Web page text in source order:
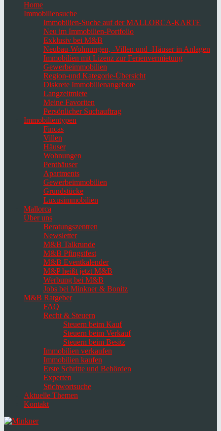
Home
Immobiliensuche
Immobilien-Suche auf der MALLORCA-KARTE
Neu im Immobilien-Portfolio
Exklusiv bei M&B
Neubau-Wohnungen, -Villen und -Häuser in Anlagen
Immobilien mit Lizenz zur Ferienvermietung
Gewerbeimmobilien
Region-und Kategorie-Übersicht
Diskrete Immobilienangebote
Langzeitmiete
Meine Favoriten
Persönlicher Suchauftrag
Immobilientypen
Fincas
Villen
Häuser
Wohnungen
Penthäuser
Apartments
Gewerbeimmobilien
Grundstücke
Luxusimmobilien
Mallorca
Über uns
Beratungszentren
Newsletter
M&B Talkrunde
M&B Pfingstfest
M&B Eventkalender
M&P heißt jetzt M&B
Werbung bei M&B
Jobs bei Minkner & Bonitz
M&B Ratgeber
FAQ
Recht & Steuern
Steuern beim Kauf
Steuern beim Verkauf
Steuern beim Besitz
Immobilien verkaufen
Immobilien kaufen
Erste Schritte und Behörden
Experten
Stichwortsuche
Aktuelle Themen
Kontakt